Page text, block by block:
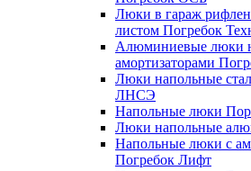
Люки в гараж
листом Погребок
Алюминиевые люки
амортизаторами
Люки напольные
ЛНСЭ
Напольные люки
Люки напольные
Напольные люки с
Погребок Лифт